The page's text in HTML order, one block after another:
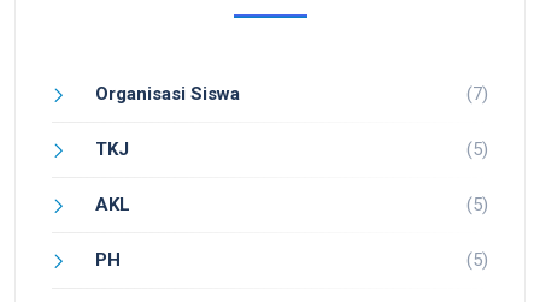
Organisasi Siswa (7)
TKJ (5)
AKL (5)
PH (5)